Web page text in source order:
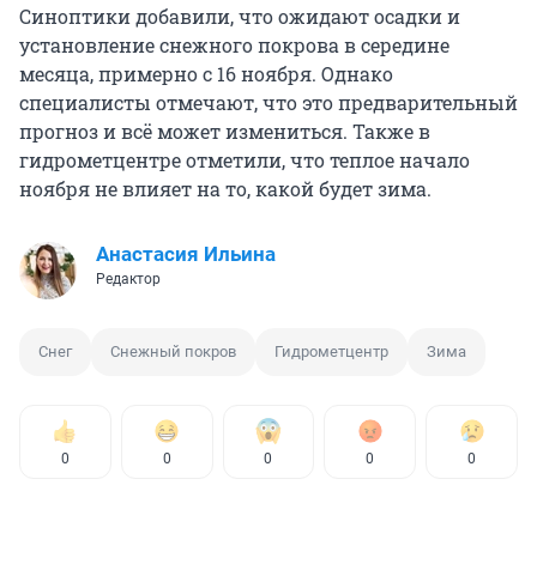
Синоптики добавили, что ожидают осадки и
установление снежного покрова в середине
месяца, примерно с 16 ноября. Однако
специалисты отмечают, что это предварительный
прогноз и всё может измениться. Также в
гидрометцентре отметили, что теплое начало
ноября не влияет на то, какой будет зима.
Анастасия Ильина
Редактор
Снег Снежный покров Гидрометцентр Зима
0 0 0 0 0